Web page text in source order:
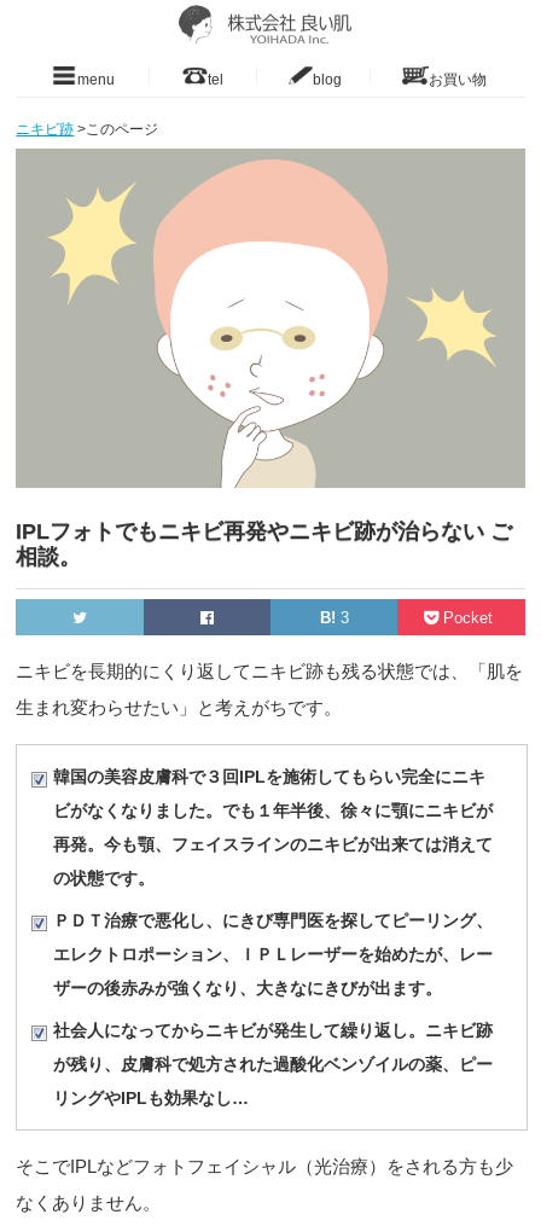
menu tel blog お買い物
ニキビ跡 >このページ
IPLフォトでもニキビ再発やニキビ跡が治らない ご
相談。
B! 3 Pocket
ニキビを長期的にくり返してニキビ跡も残る状態では、「肌を
生まれ変わらせたい」と考えがちです。
韓国の美容皮膚科で３回IPLを施術してもらい完全にニキ
ビがなくなりました。でも１年半後、徐々に顎にニキビが
再発。今も顎、フェイスラインのニキビが出来ては消えて
の状態です。
ＰＤＴ治療で悪化し、にきび専門医を探してピーリング、
エレクトロポーション、ＩＰＬレーザーを始めたが、レー
ザーの後赤みが強くなり、大きなにきびが出ます。
社会人になってからニキビが発生して繰り返し。ニキビ跡
が残り、皮膚科で処方された過酸化ベンゾイルの薬、ピー
リングやIPLも効果なし…
そこでIPLなどフォトフェイシャル（光治療）をされる方も少
なくありません。